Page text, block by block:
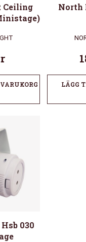
Ceiling
North
LÄGG
030